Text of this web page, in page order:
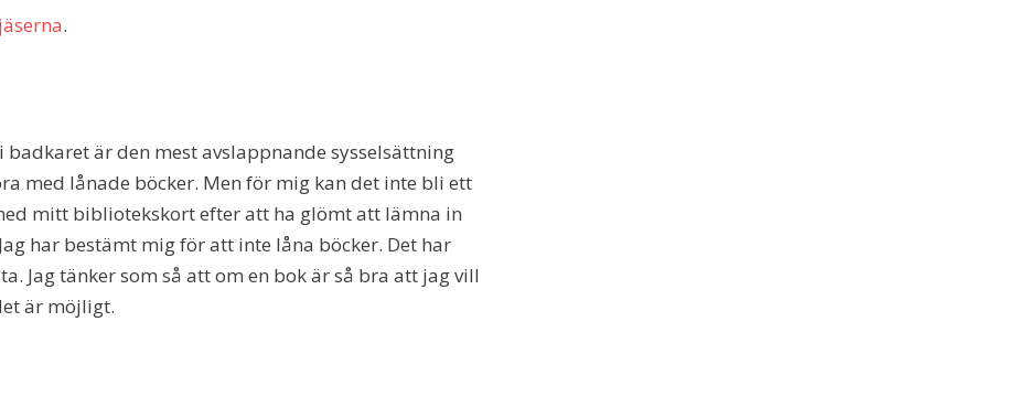
.
badkaret är den mest avslappnande sysselsättning
med lånade böcker. Men för mig kan det inte bli ett
mitt bibliotekskort efter att ha glömt att lämna in
har bestämt mig för att inte låna böcker. Det har
Jag tänker som så att om en bok är så bra att jag vill
är möjligt.